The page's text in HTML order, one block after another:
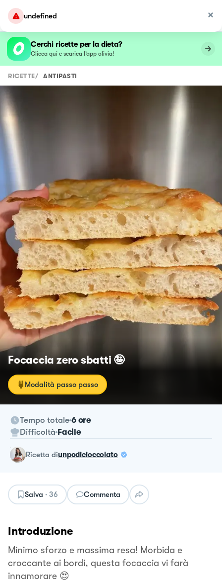
undefined
Cerchi ricette per la dieta?
Clicca qui e scarica l’app olivia!
RICETTE/ ANTIPASTI
Focaccia zero sbatti 🤪
Modalità passo passo
Tempo totale 6 ore
Difficoltà Facile
ricetta diunpodicioccolato
Salva · 36 Commenta
Introduzione
Minimo sforzo e massima resa! Morbida e
croccante ai bordi, questa focaccia vi farà
innamorare 😍